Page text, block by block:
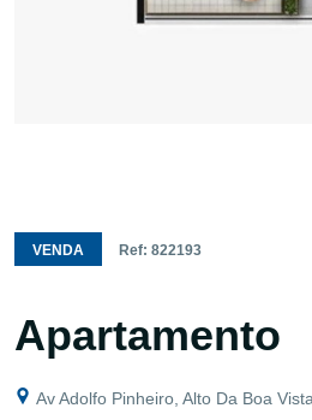
VENDA Ref: 822193
Apartamento
Av Adolfo Pinheiro, Alto Da Boa